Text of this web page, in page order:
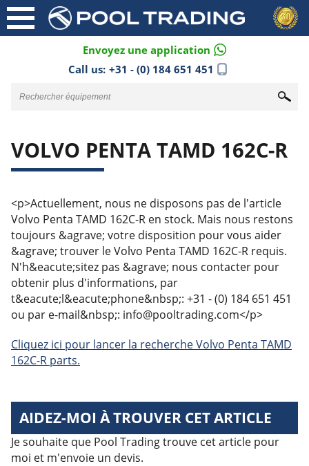
Envoyez une application
Call us: +31 - (0) 184 651 451
VOLVO PENTA TAMD 162C-R
<p>Actuellement, nous ne disposons pas de l'article
Volvo Penta TAMD 162C-R en stock. Mais nous restons
toujours &agrave; votre disposition pour vous aider
&agrave; trouver le Volvo Penta TAMD 162C-R requis.
N'h&eacute;sitez pas &agrave; nous contacter pour
obtenir plus d'informations, par
t&eacute;l&eacute;phone&nbsp;: +31 - (0) 184 651 451
ou par e-mail&nbsp;: info@pooltrading.com</p>
Cliquez ici pour lancer la recherche Volvo Penta TAMD
162C-R parts.
AIDEZ-MOI À TROUVER CET ARTICLE
Je souhaite que Pool Trading trouve cet article pour
moi et m'envoie un devis.